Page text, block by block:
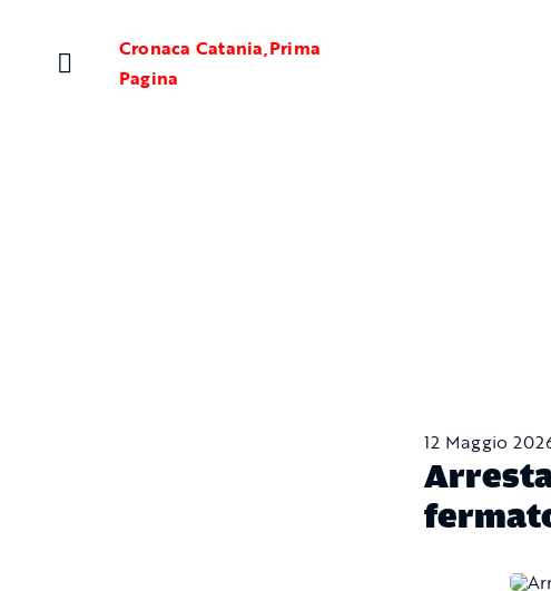
contenuto
Cronaca Catania,Prima
Pagina
12 Maggio